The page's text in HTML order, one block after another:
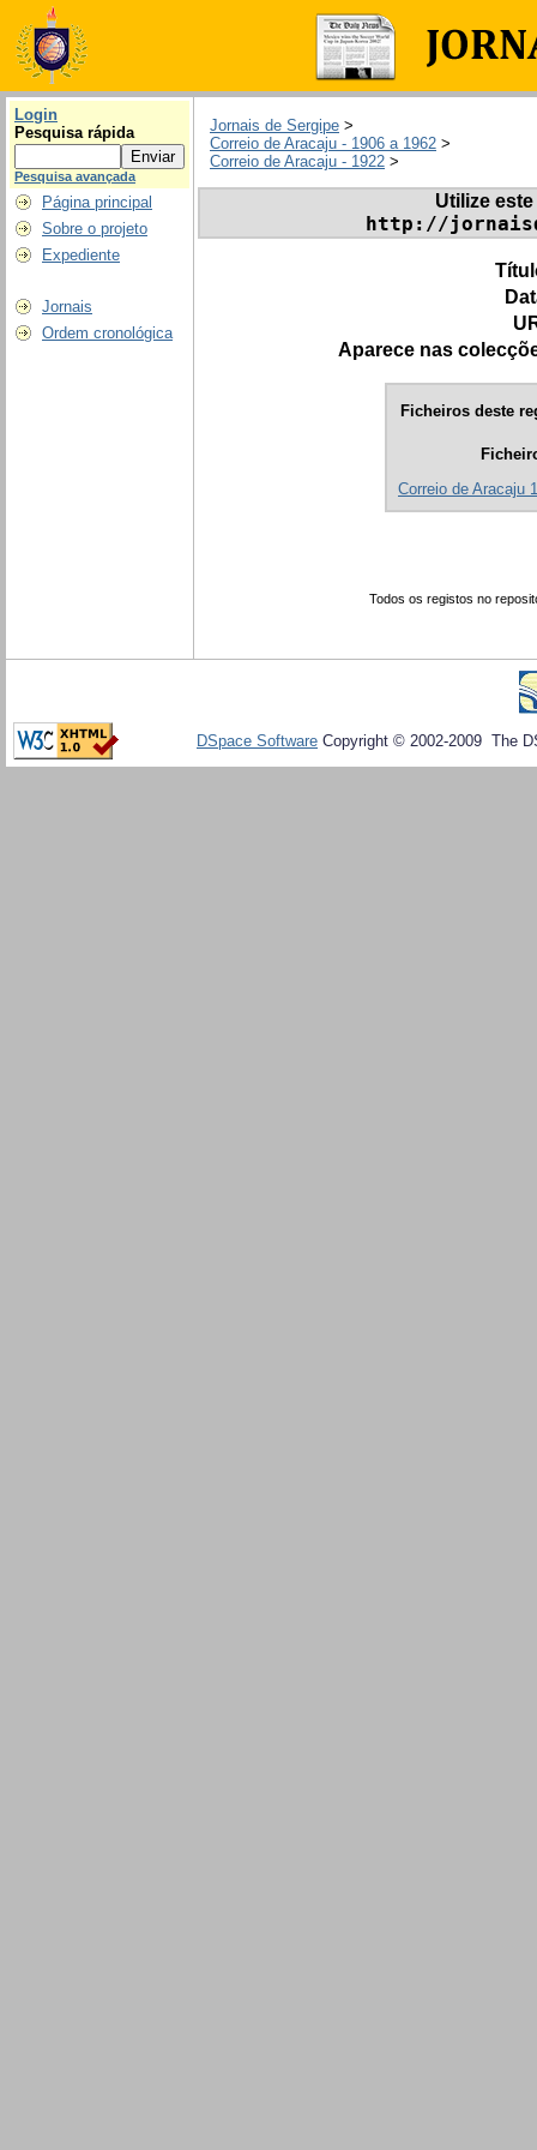
Login
Pesquisa rápida
Pesquisa avançada
Página principal
Sobre o projeto
Expediente
Jornais
Ordem cronológica
Jornais de Sergipe >
Correio de Aracaju - 1906 a 1962 >
Correio de Aracaju - 1922 >
Utilize
http://
Aparece nas
Ficheiros deste
Correio de Aracaju
Todos os registos no
DSpace Software Copyright © 2002-2009 The